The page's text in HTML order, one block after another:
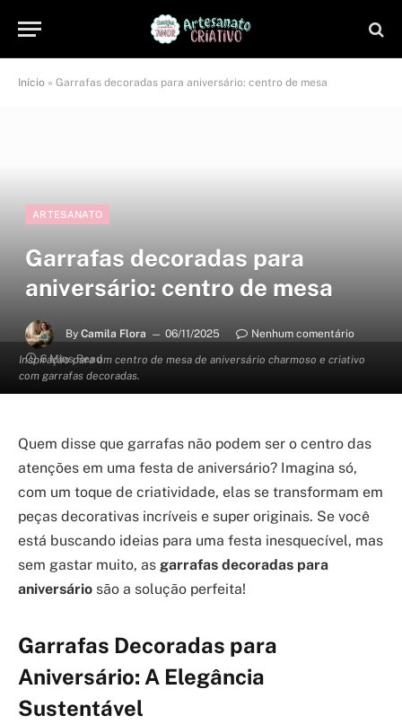
Início » Garrafas decoradas para aniversário: centro de mesa
Inspiração para um centro de mesa de aniversário charmoso e criativo
com garrafas decoradas.
ARTESANATO
Garrafas decoradas para
aniversário: centro de mesa
By Camila Flora 06/11/2025
Nenhum comentário
6 Mins Read
Quem disse que garrafas não podem ser o centro das
atenções em uma festa de aniversário? Imagina só,
com um toque de criatividade, elas se transformam em
peças decorativas incríveis e super originais. Se você
está buscando ideias para uma festa inesquecível, mas
sem gastar muito, as garrafas decoradas para
aniversário são a solução perfeita!
Garrafas Decoradas para
Aniversário: A Elegância
Sustentável